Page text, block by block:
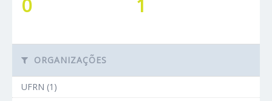
0 1
ORGANIZAÇÕES
UFRN (1)